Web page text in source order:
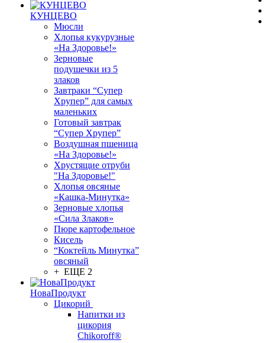
КУНЦЕВО
Мюсли
Хлопья кукурузные
«На Здоровье!»
Зерновые
подушечки из 5
злаков
Завтраки “Супер
Хрупер” для самых
маленьких
Готовый завтрак
“Супер Хрупер”
Воздушная пшеница
«На Здоровье!»
Хрустящие отруби
"На Здоровье!"
Хлопья овсяные
«Кашка-Минутка»
Зерновые хлопья
«Сила Злаков»
Пюре картофельное
Кисель
“Коктейль Минутка”
овсяный
+ ЕЩЕ 2
НоваПродукт
Цикорий
Напитки из
цикория
Chikoroff®